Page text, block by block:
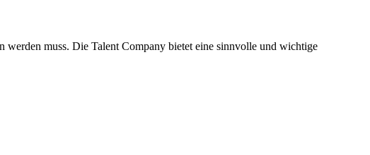
werden muss. Die Talent Company bietet eine sinnvolle und wichtige